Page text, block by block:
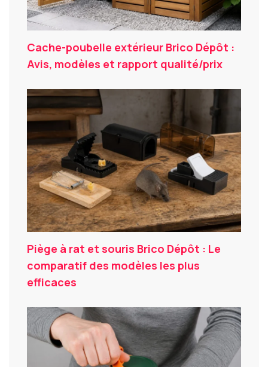
Cache-poubelle extérieur Brico Dépôt :
Avis, modèles et rapport qualité/prix
Piège à rat et souris Brico Dépôt : Le
comparatif des modèles les plus
efficaces